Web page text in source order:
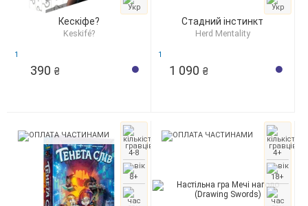
Кескіфе?
Keskifé?
1
390 ₴
Стадний інстинкт
Herd Mentality
1
1 090 ₴
4-8
8+
4+
18+